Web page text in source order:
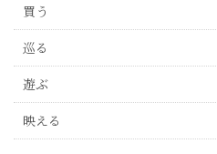
買う
巡る
遊ぶ
映える